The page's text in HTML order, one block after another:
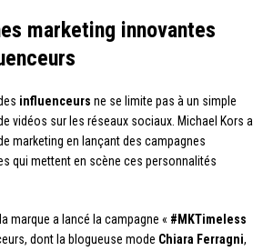
marketing innovantes
influenceurs ne se limite pas à un simple
vidéos sur les réseaux sociaux. Michael Kors a
marketing en lançant des campagnes
qui mettent en scène ces personnalités
marque a lancé la campagne « #MKTimeless
dont la blogueuse mode Chiara Ferragni,